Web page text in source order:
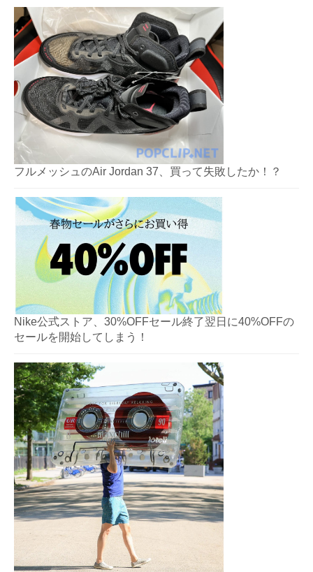
フルメッシュのAir Jordan 37、買って失敗したか！？
Nike公式ストア、30%OFFセール終了翌日に40%OFFの
セールを開始してしまう！